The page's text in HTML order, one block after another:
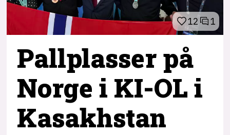
12 1
Pallplasser på
Norge i KI-OL i
Kasakhstan